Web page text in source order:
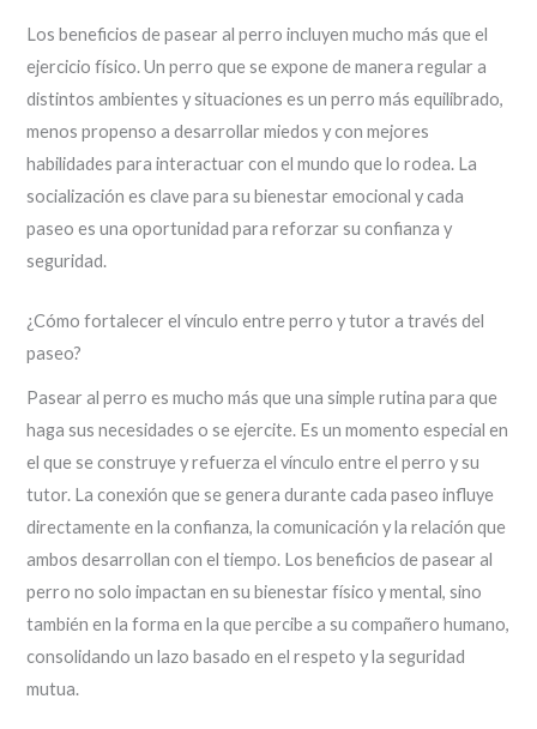
Los beneficios de pasear al perro incluyen mucho más que el
ejercicio físico. Un perro que se expone de manera regular a
distintos ambientes y situaciones es un perro más equilibrado,
menos propenso a desarrollar miedos y con mejores
habilidades para interactuar con el mundo que lo rodea. La
socialización es clave para su bienestar emocional y cada
paseo es una oportunidad para reforzar su confianza y
seguridad.
¿Cómo fortalecer el vínculo entre perro y tutor a través del
paseo?
Pasear al perro es mucho más que una simple rutina para que
haga sus necesidades o se ejercite. Es un momento especial en
el que se construye y refuerza el vínculo entre el perro y su
tutor. La conexión que se genera durante cada paseo influye
directamente en la confianza, la comunicación y la relación que
ambos desarrollan con el tiempo. Los beneficios de pasear al
perro no solo impactan en su bienestar físico y mental, sino
también en la forma en la que percibe a su compañero humano,
consolidando un lazo basado en el respeto y la seguridad
mutua.